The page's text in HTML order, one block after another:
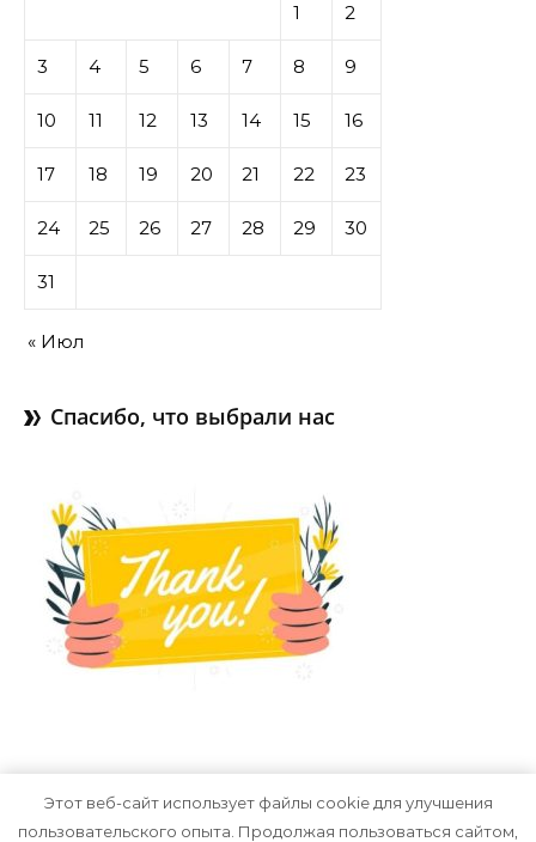
1 2
3 4 5 6 7 8 9
10 11 12 13 14 15 16
17 18 19 20 21 22 23
24 25 26 27 28 29 30
31
« Июл
Спасибо, что выбрали нас
Этот веб-сайт использует файлы cookie для улучшения
пользовательского опыта. Продолжая пользоваться сайтом,